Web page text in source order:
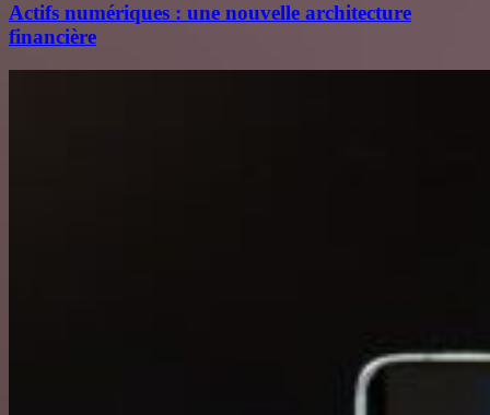
Actifs numériques : une nouvelle architecture
financière